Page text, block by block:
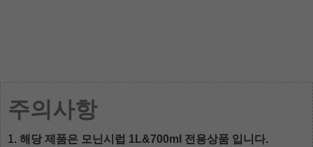
주의사항
1. 해당 제품은 모닌시럽 1L&700ml 전용상품 입니다.